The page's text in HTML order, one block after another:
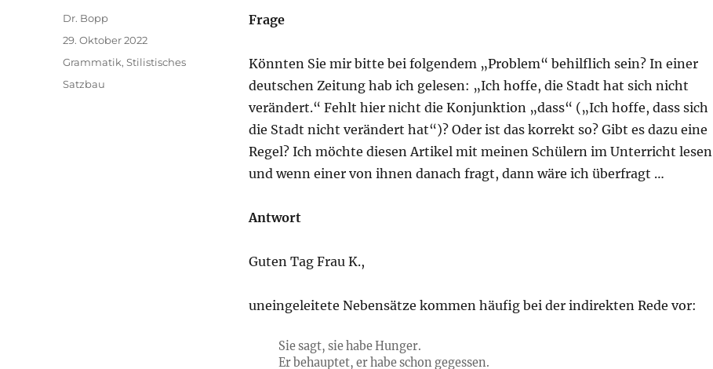
Frage
Könnten Sie mir bitte bei folgendem „Problem“ behilflich sein? In einer
deutschen Zeitung hab ich gelesen: „Ich hoffe, die Stadt hat sich nicht
verändert.“ Fehlt hier nicht die Konjunktion „dass“ („Ich hoffe, dass sich
die Stadt nicht verändert hat“)? Oder ist das korrekt so? Gibt es dazu eine
Regel? Ich möchte diesen Artikel mit meinen Schülern im Unterricht lesen
und wenn einer von ihnen danach fragt, dann wäre ich überfragt …
Antwort
Guten Tag Frau K.,
uneingeleitete Nebensätze kommen häufig bei der indirekten Rede vor:
Sie sagt, sie habe Hunger.
Er behauptet, er habe schon gegessen.
Autor
Dr. Bopp
Veröffentlicht
29. Oktober 2022
Kategorien
Grammatik,Stilistisches
Schlagwörter
Satzbau